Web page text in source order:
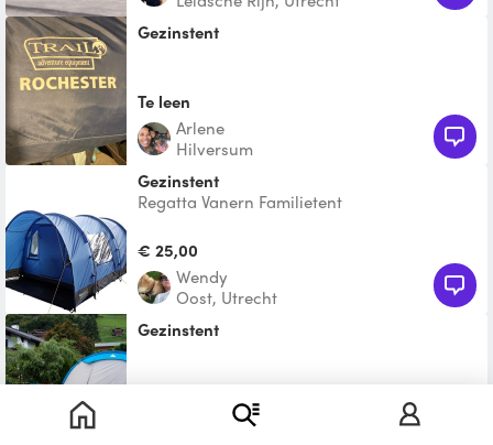
gezinstent
Te leen
Arlene
Hilversum
Gezinstent
Regatta Vanern Familietent
€ 25,00
Wendy
Oost, Utrecht
gezinstent